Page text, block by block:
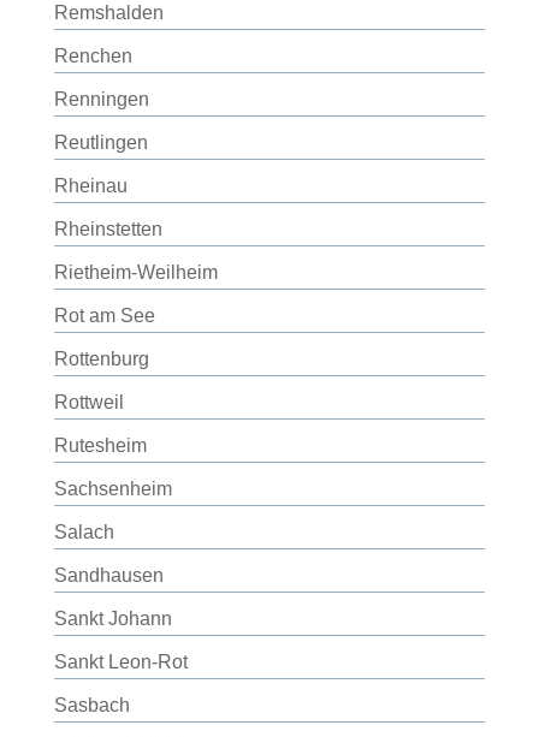
Remshalden
Renchen
Renningen
Reutlingen
Rheinau
Rheinstetten
Rietheim-Weilheim
Rot am See
Rottenburg
Rottweil
Rutesheim
Sachsenheim
Salach
Sandhausen
Sankt Johann
Sankt Leon-Rot
Sasbach